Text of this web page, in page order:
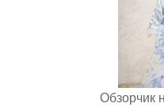
Обзорчик